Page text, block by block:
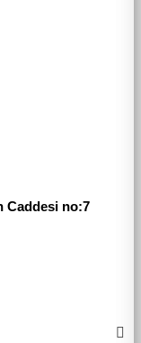
Caddesi no:7